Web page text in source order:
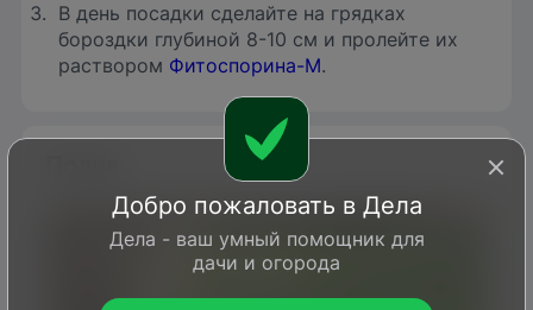
В день посадки сделайте на грядках
бороздки глубиной 8-10 см и пролейте их
раствором Фитоспорина-М.
Добро пожаловать в Дела
Дела - ваш умный помощник для
дачи и огорода